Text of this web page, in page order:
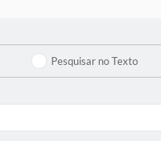
Pesquisar no Texto